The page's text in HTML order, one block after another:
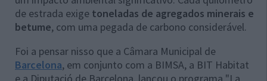
de estrada exige toneladas de agregados minerais e
betume, com uma pegada de carbono considerável.
Foi a pensar nisso que a Câmara Municipal de
Barcelona, em conjunto com a BIMSA, a BIT Habitat